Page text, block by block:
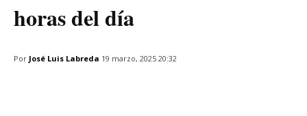
horas del día
Por José Luis Labreda 19 marzo, 2025 20:32